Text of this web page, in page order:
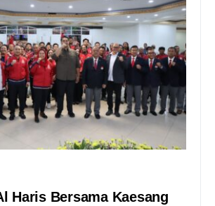
Haris Bersama Kaesang